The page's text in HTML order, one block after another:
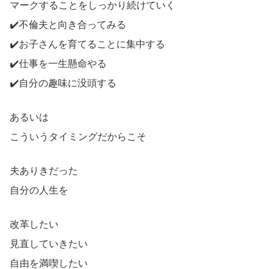
マークすることをしっかり続けていく
✔️不倫夫と向き合ってみる
✔️お子さんを育てることに集中する
✔️仕事を一生懸命やる
✔️自分の趣味に没頭する
あるいは
こういうタイミングだからこそ
夫ありきだった
自分の人生を
改革したい
見直していきたい
自由を満喫したい